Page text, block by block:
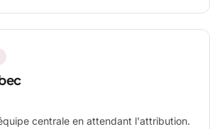
centrale en attendant l'attribution.